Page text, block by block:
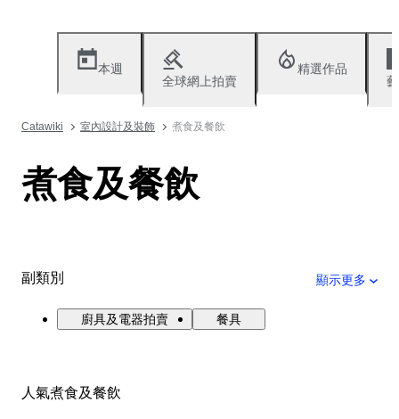
本週
全球網上拍賣
精選作品
Catawiki 室內設計及裝飾 煮食及餐飲
煮食及餐飲
副類別 顯示更多
廚具及電器拍賣 餐具
人氣煮食及餐飲